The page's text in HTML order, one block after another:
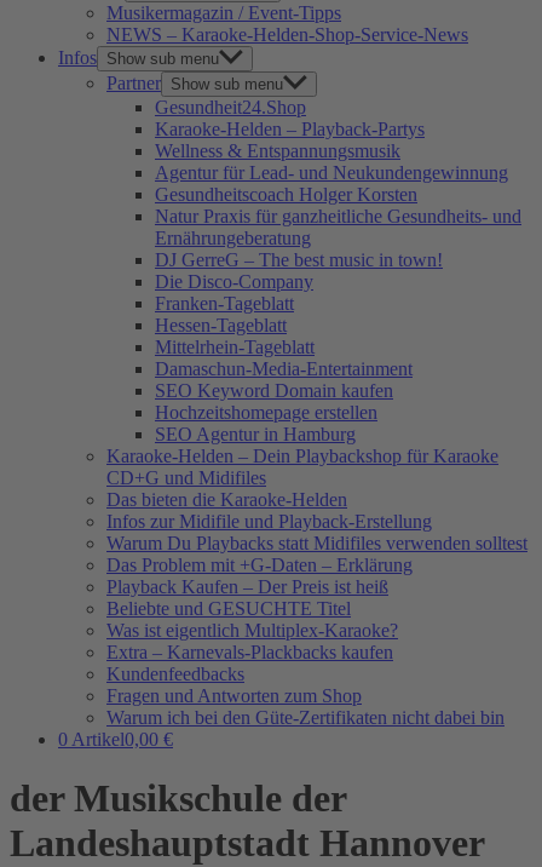
Musikermagazin / Event-Tipps
NEWS – Karaoke-Helden-Shop-Service-News
Infos Show sub menu
Partner Show sub menu
Gesundheit24.Shop
Karaoke-Helden – Playback-Partys
Wellness & Entspannungsmusik
Agentur für Lead- und Neukundengewinnung
Gesundheitscoach Holger Korsten
Natur Praxis für ganzheitliche Gesundheits- und
Ernährungeberatung
DJ GerreG – The best music in town!
Die Disco-Company
Franken-Tageblatt
Hessen-Tageblatt
Mittelrhein-Tageblatt
Damaschun-Media-Entertainment
SEO Keyword Domain kaufen
Hochzeitshomepage erstellen
SEO Agentur in Hamburg
Karaoke-Helden – Dein Playbackshop für Karaoke
CD+G und Midifiles
Das bieten die Karaoke-Helden
Infos zur Midifile und Playback-Erstellung
Warum Du Playbacks statt Midifiles verwenden solltest
Das Problem mit +G-Daten – Erklärung
Playback Kaufen – Der Preis ist heiß
Beliebte und GESUCHTE Titel
Was ist eigentlich Multiplex-Karaoke?
Extra – Karnevals-Plackbacks kaufen
Kundenfeedbacks
Fragen und Antworten zum Shop
Warum ich bei den Güte-Zertifikaten nicht dabei bin
0 Artikel0,00 €
der Musikschule der
Landeshauptstadt Hannover